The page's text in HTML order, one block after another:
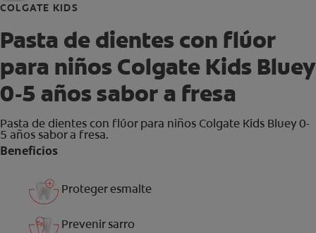
COLGATE KIDS
Pasta de dientes con flúor
para niños Colgate Kids Bluey
0-5 años sabor a fresa
Pasta de dientes con flúor para niños Colgate Kids Bluey 0-
5 años sabor a fresa.
Beneficios
Proteger esmalte
Prevenir sarro